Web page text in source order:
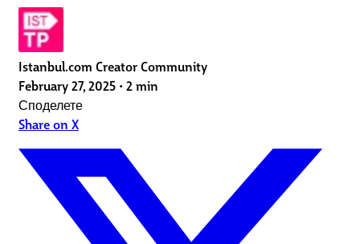
Istanbul.com Creator Community
February 27, 2025 • 2 min
Споделете
Share on X